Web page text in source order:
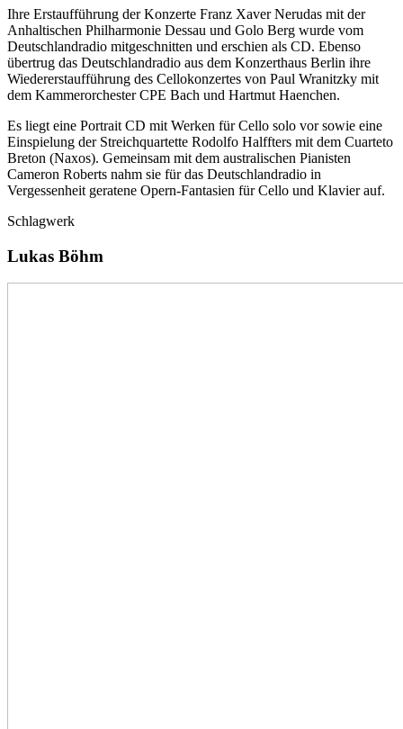
Ihre Erstaufführung der Konzerte Franz Xaver Nerudas mit der
Anhaltischen Philharmonie Dessau und Golo Berg wurde vom
Deutschlandradio mitgeschnitten und erschien als CD. Ebenso
übertrug das Deutschlandradio aus dem Konzerthaus Berlin ihre
Wiedererstaufführung des Cellokonzertes von Paul Wranitzky mit
dem Kammerorchester CPE Bach und Hartmut Haenchen.
Es liegt eine Portrait CD mit Werken für Cello solo vor sowie eine
Einspielung der Streichquartette Rodolfo Halffters mit dem Cuarteto
Breton (Naxos). Gemeinsam mit dem australischen Pianisten
Cameron Roberts nahm sie für das Deutschlandradio in
Vergessenheit geratene Opern-Fantasien für Cello und Klavier auf.
Schlagwerk
Lukas Böhm